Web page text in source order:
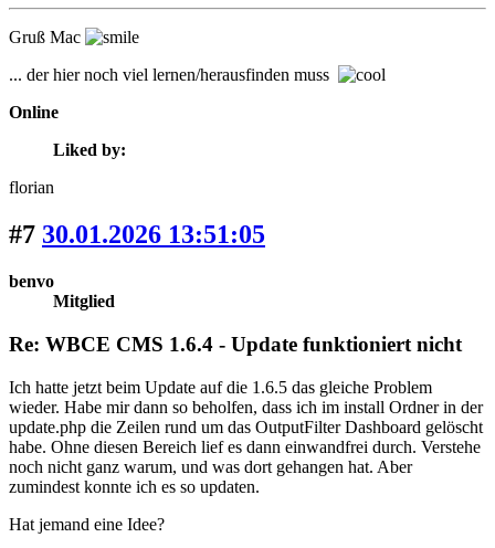
Gruß Mac
... der hier noch viel lernen/herausfinden muss
Online
Liked by:
florian
#7 30.01.2026 13:51:05
benvo
Mitglied
Re: WBCE CMS 1.6.4 - Update funktioniert nicht
Ich hatte jetzt beim Update auf die 1.6.5 das gleiche Problem
wieder. Habe mir dann so beholfen, dass ich im install Ordner in der
update.php die Zeilen rund um das OutputFilter Dashboard gelöscht
habe. Ohne diesen Bereich lief es dann einwandfrei durch. Verstehe
noch nicht ganz warum, und was dort gehangen hat. Aber
zumindest konnte ich es so updaten.
Hat jemand eine Idee?